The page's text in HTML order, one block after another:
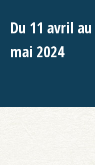
Du 11 avril au
mai 2024